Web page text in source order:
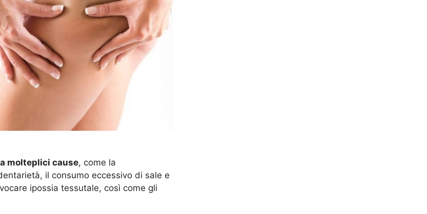
molteplici cause, come la
il consumo eccessivo di sale e
ipossia tessutale, così come gli